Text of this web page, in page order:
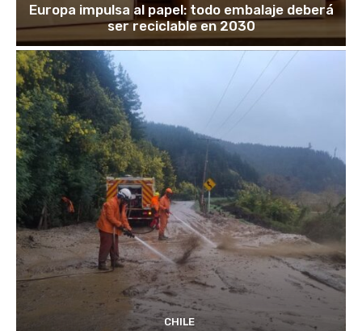
Europa impulsa al papel: todo embalaje deberá
ser reciclable en 2030
CHILE